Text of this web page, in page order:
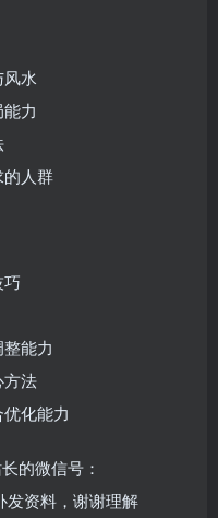
水
力
人群
能力
法
化能力
的微信号：
发资料，谢谢理解